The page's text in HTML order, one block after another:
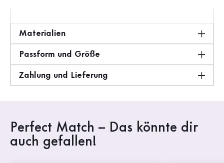
Materialien
Passform und Größe
Zahlung und Lieferung
Perfect Match – Das könnte dir
auch gefallen!